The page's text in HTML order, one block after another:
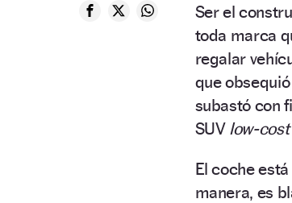
Ser el
toda marca
regalar
que
subastó con
SUV low-cost
El coche
manera, es